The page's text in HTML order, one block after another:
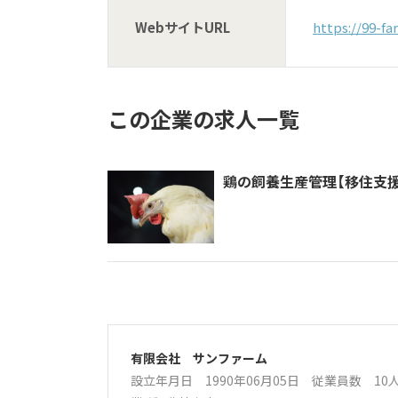
WebサイトURL https://99-
この企業の求人一覧
鶏の飼養生産管理【移住支
有限会社 サンファーム
設立年月日 1990年06月05日 従業員数 10